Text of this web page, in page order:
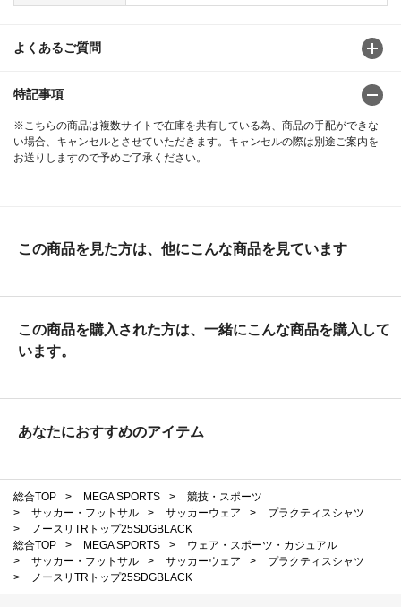
よくあるご質問
特記事項
※こちらの商品は複数サイトで在庫を共有している為、商品の手配ができな
い場合、キャンセルとさせていただきます。キャンセルの際は別途ご案内を
お送りしますので予めご了承ください。
この商品を見た方は、他にこんな商品を見ています
この商品を購入された方は、一緒にこんな商品を購入して
います。
あなたにおすすめのアイテム
総合TOP > MEGA SPORTS >
競技・スポーツ
>
サッカー・フットサル > サッカーウェア >
プラクティスシャツ
>
ノースリTRトップ25SDGBLACK
総合TOP
> MEGA SPORTS >
ウェア・スポーツ・カジュアル
>
サッカー・フットサル > サッカーウェア >
プラクティスシャツ
>
ノースリTRトップ25SDGBLACK